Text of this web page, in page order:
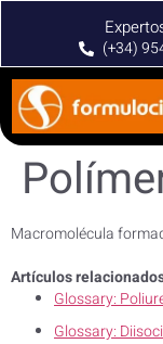
(+34)
Macromolécula
Artículos
Glossary:
Glossary: